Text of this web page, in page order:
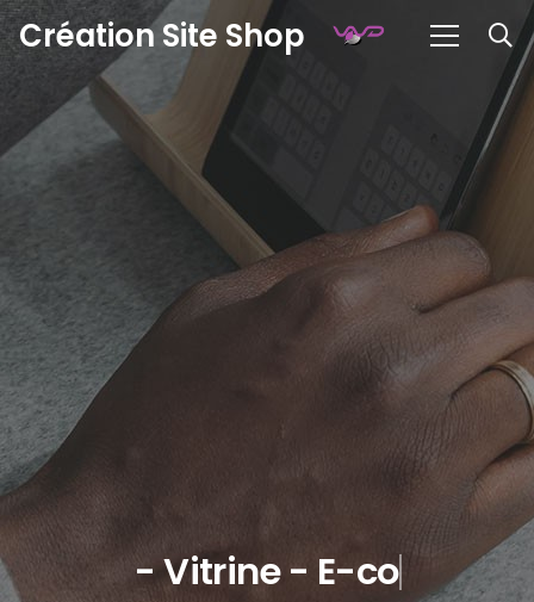
Création Site Shop
- Vitrine - E-commerce -